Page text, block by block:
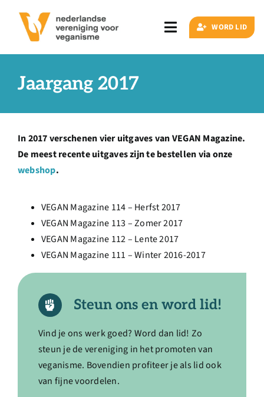
inhoud
Toggle
Navigation
naar:
Veganisme
Artikelen
Over ons
Ondernemer
Contact
Doneren
WORD LID
Jaargang 2017
In 2017 verschenen vier uitgaves van VEGAN Magazine.
De meest recente uitgaves zijn te bestellen via onze
webshop.
VEGAN Magazine 114 – Herfst 2017
VEGAN Magazine 113 – Zomer 2017
VEGAN Magazine 112 – Lente 2017
VEGAN Magazine 111 – Winter 2016-2017
Steun ons en word lid!
Vind je ons werk goed? Word dan lid! Zo
steun je de vereniging in het promoten van
veganisme. Bovendien profiteer je als lid ook
van fijne voordelen.